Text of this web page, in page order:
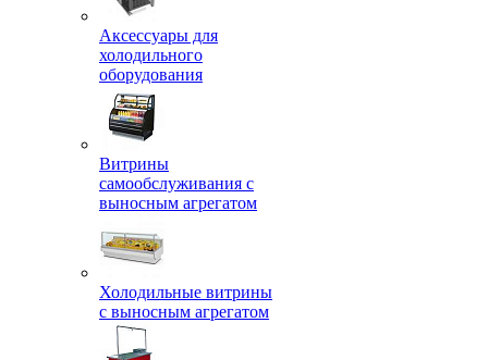
Аксессуары для
холодильного
оборудования
Витрины
самообслуживания с
выносным агрегатом
Холодильные витрины
с выносным агрегатом